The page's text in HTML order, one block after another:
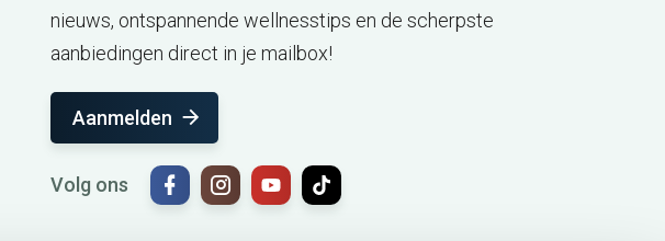
nieuws, ontspannende wellnesstips en de scherpste
aanbiedingen direct in je mailbox!
Aanmelden
Volg ons